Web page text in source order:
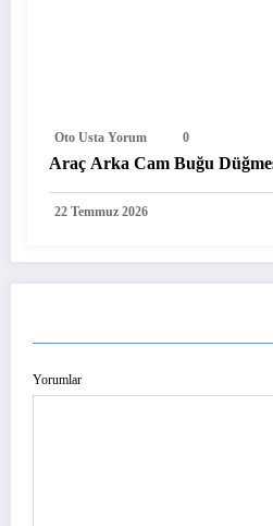
Oto Usta Yorum 0
Araç Arka Cam Buğu
22 Temmuz 2026
Yorumlar